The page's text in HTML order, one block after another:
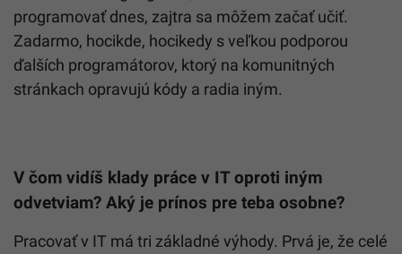
programovať dnes, zajtra sa môžem začať učiť.
Zadarmo, hocikde, hocikedy s veľkou podporou
ďalších programátorov, ktorý na komunitných
stránkach opravujú kódy a radia iným.
V čom vidíš klady práce v IT oproti iným
odvetviam? Aký je prínos pre teba osobne?
Pracovať v IT má tri základné výhody. Prvá je, že celé